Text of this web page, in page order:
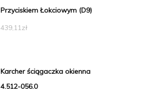
Przyciskiem Łokciowym (D9)
439,11zł
Karcher ściągaczka okienna
4.512-056.0